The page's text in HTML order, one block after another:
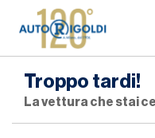
Troppo tardi!
La vettura che stai